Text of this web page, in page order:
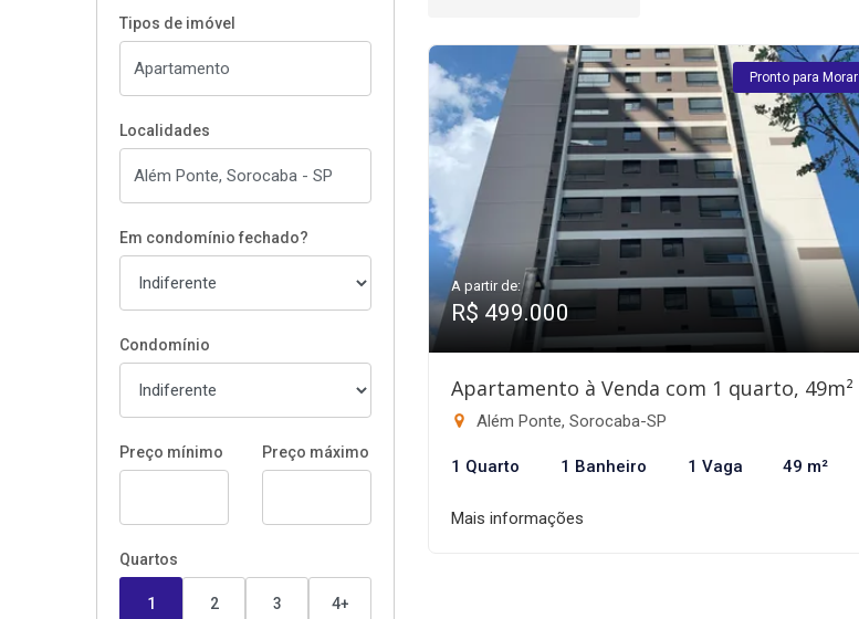
Tipos de imóvel
Localidades
Em condomínio fechado?
Condomínio
Preço mínimo Preço máximo
Quartos
1 2 3 4+
Pronto para Morar
A partir de:
R$ 499.000
Apartamento à Venda com 1 quarto, 49m²
Além Ponte, Sorocaba-SP
1 Quarto 1 Banheiro 1 Vaga 49 m²
Mais informações